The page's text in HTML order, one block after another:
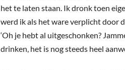
het te laten staan. Ik dronk toen
werd ik als het ware verplicht door
‘Oh je hebt al uitgeschonken?
drinken, het is nog steeds heel